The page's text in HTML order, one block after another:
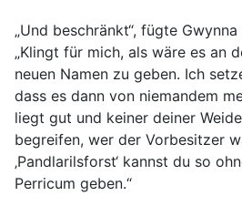
„Und beschränkt“, fügte
„Klingt für mich, als wäre es an
neuen Namen zu geben. Ich
dass es dann von niemandem
liegt gut und keiner deiner
begreifen, wer der Vorbesitzer
‚Pandlarilsforst‘ kannst du so
Perricum geben.“